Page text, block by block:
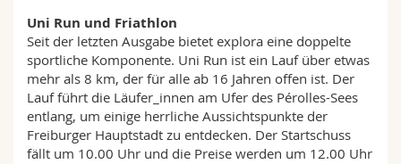
Uni Run und Friathlon
Seit der letzten Ausgabe bietet explora eine doppelte
sportliche Komponente. Uni Run ist ein Lauf über etwas
mehr als 8 km, der für alle ab 16 Jahren offen ist. Der
Lauf führt die Läufer_innen am Ufer des Pérolles-Sees
entlang, um einige herrliche Aussichtspunkte der
Freiburger Hauptstadt zu entdecken. Der Startschuss
fällt um 10.00 Uhr und die Preise werden um 12.00 Uhr